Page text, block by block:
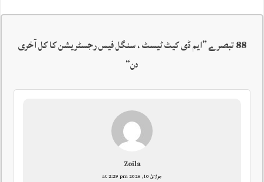
88 تبصرے ”
ایم ڈی کیٹ ٹیسٹ ، سنگل فیس رجسٹریشن کا کل آخری
دن“
Zoila
جولائ 10, 2026 at 2:29 pm